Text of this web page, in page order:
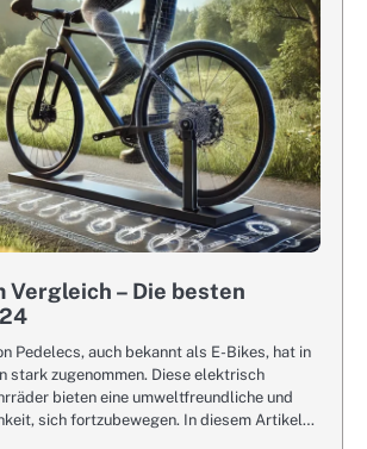
Vergleich – Die besten
Pedelecs, auch bekannt als E-Bikes, hat in
stark zugenommen. Diese elektrisch
bieten eine umweltfreundliche und
sich fortzubewegen. In diesem Artikel…